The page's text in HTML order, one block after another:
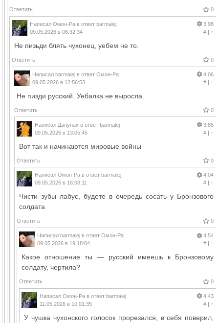
Ответить 0
Написал Омон-Ра в ответ barmalej
09.05.2026 в 06:32:34
3.98
#| ↑
Не пизьди блять чухонец, уебем не то.
Ответить 0
Написал barmalej в ответ Омон-Ра
09.05.2026 в 12:56:53
4.06
#| ↑
Не пизди русский. Уебалка не выросла.
Ответить 0
Написал Данунах в ответ barmalej
09.05.2026 в 13:05:45
3.85
#| ↑
Вот так и начинаются мировые войны
Ответить 0
Написал Омон-Ра в ответ barmalej
09.05.2026 в 16:08:11
4.04
#| ↑
Чисти зубы лабус, будете в очередь сосать у Бронзового
солдата
Ответить 0
Написал barmalej в ответ Омон-Ра
09.05.2026 в 19:18:04
4.54
#| ↑
Какое отношение ты — русский имеешь к Бронзовому
солдату, чертила?
Ответить 0
Написал Омон-Ра в ответ barmalej
11.05.2026 в 10:01:35
4.43
#| ↑
У чушка чухонского голосок прорезался, в себя поверил,